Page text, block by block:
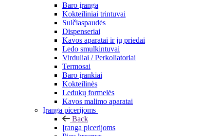
Baro įranga
Kokteiliniai trintuvai
Sulčiaspaudės
Dispenseriai
Kavos aparatai ir jų priedai
Ledo smulkintuvai
Virduliai / Perkoliatoriai
Termosai
Baro įrankiai
Kokteilinės
Ledukų formelės
Kavos malimo aparatai
Įranga picerijoms
Back
Įranga picerijoms